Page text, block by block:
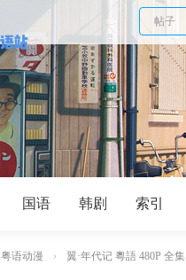
帖子
国语 韩剧 索引
粤语动漫 › 翼·年代记 粵語 480P 全集